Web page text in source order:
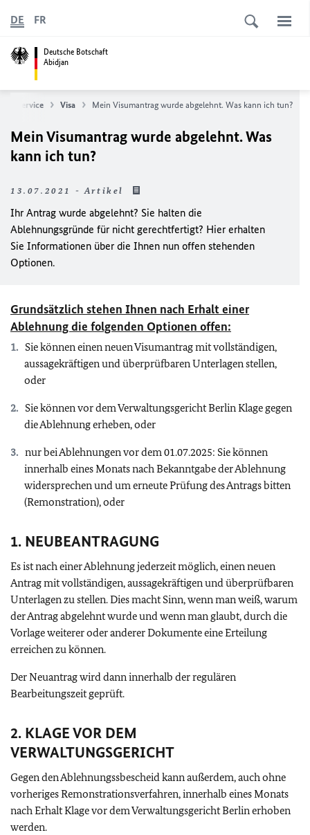
Deutsche Botschaft
Abidjan
DE FR
Visa Mein Visumantrag wurde abgelehnt. Was kann ich tun?
Mein Visumantrag wurde abgelehnt. Was
kann ich tun?
13.07.2021 - Artikel
Ihr Antrag wurde abgelehnt? Sie halten die
Ablehnungsgründe für nicht gerechtfertigt? Hier erhalten
Sie Informationen über die Ihnen nun offen stehenden
Optionen.
Grundsätzlich stehen Ihnen nach Erhalt einer
Ablehnung die folgenden Optionen offen:
Sie können einen neuen Visumantrag mit vollständigen,
aussagekräftigen und überprüfbaren Unterlagen stellen,
oder
Sie können vor dem Verwaltungsgericht Berlin Klage gegen
die Ablehnung erheben, oder
nur bei Ablehnungen vor dem 01.07.2025: Sie können
innerhalb eines Monats nach Bekanntgabe der Ablehnung
widersprechen und um erneute Prüfung des Antrags bitten
(Remonstration), oder
1. NEUBEANTRAGUNG
Es ist nach einer Ablehnung jederzeit möglich, einen neuen
Antrag mit vollständigen, aussagekräftigen und überprüfbaren
Unterlagen zu stellen. Dies macht Sinn, wenn man weiß, warum
der Antrag abgelehnt wurde und wenn man glaubt, durch die
Vorlage weiterer oder anderer Dokumente eine Erteilung
erreichen zu können.
Der Neuantrag wird dann innerhalb der regulären
Bearbeitungszeit geprüft.
2. KLAGE VOR DEM
VERWALTUNGSGERICHT
Gegen den Ablehnungssbescheid kann außerdem, auch ohne
vorheriges Remonstrationsverfahren, innerhalb eines Monats
nach Erhalt Klage vor dem Verwaltungsgericht Berlin erhoben
werden.